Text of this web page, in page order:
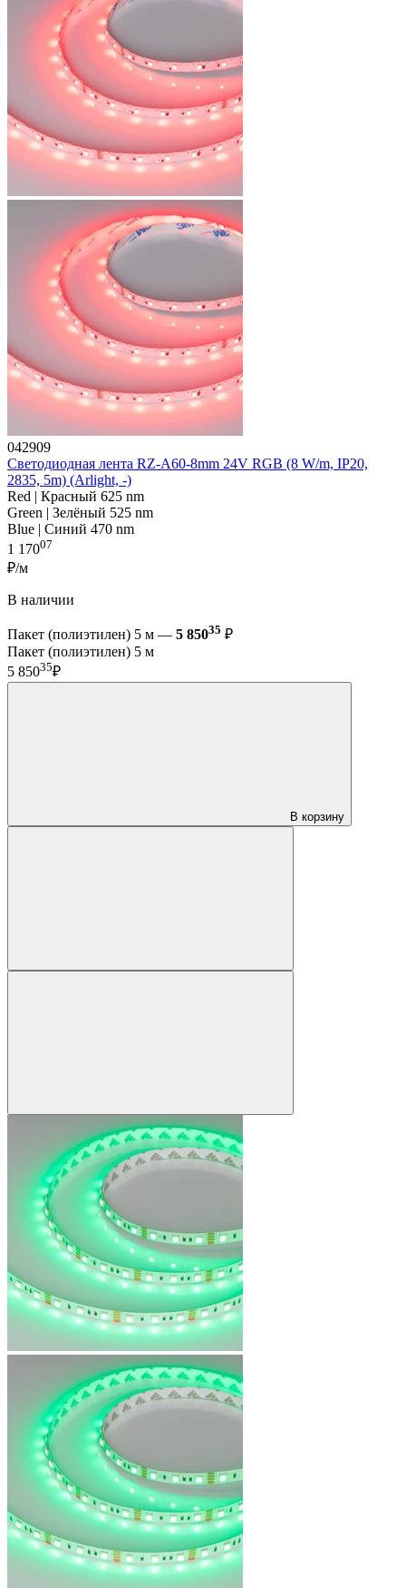
042909
Светодиодная лента RZ-A60-8mm 24V RGB (8 W/m, IP20,
2835, 5m) (Arlight, -)
Red | Красный 625 nm
Green | Зелёный 525 nm
Blue | Синий 470 nm
1 17007
₽/м
В наличии
Пакет (полиэтилен) 5 м — 5 85035 ₽
Пакет (полиэтилен) 5 м
5 85035₽
В корзину